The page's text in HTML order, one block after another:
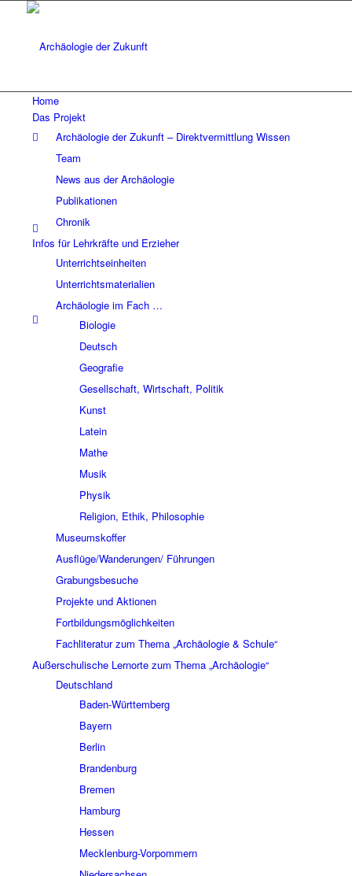
Home
Das Projekt
Archäologie der Zukunft – Direktvermittlung Wissen
Team
News aus der Archäologie
Publikationen
Chronik
Infos für Lehrkräfte und Erzieher
Unterrichtseinheiten
Unterrichtsmaterialien
Archäologie im Fach …
Biologie
Deutsch
Geografie
Gesellschaft, Wirtschaft, Politik
Kunst
Latein
Mathe
Musik
Physik
Religion, Ethik, Philosophie
Museumskoffer
Ausflüge/Wanderungen/ Führungen
Grabungsbesuche
Projekte und Aktionen
Fortbildungsmöglichkeiten
Fachliteratur zum Thema „Archäologie & Schule“
Außerschulische Lernorte zum Thema „Archäologie“
Deutschland
Baden-Württemberg
Bayern
Berlin
Brandenburg
Bremen
Hamburg
Hessen
Mecklenburg-Vorpommern